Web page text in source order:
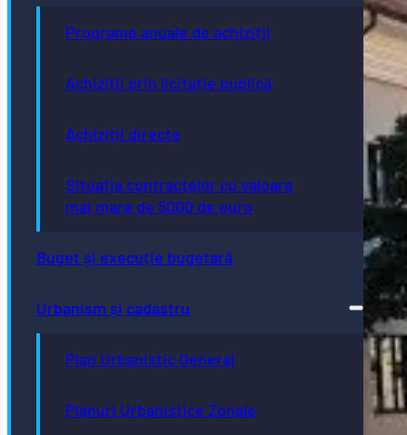
Programe anuale de achiziții
Achiziții prin licitație publică
Achiziții directe
Situația contractelor cu valoare
mai mare de 5000 de euro
Buget și execuție bugetară
Urbanism și cadastru
Plan Urbanistic General
Planuri Urbanistice Zonale